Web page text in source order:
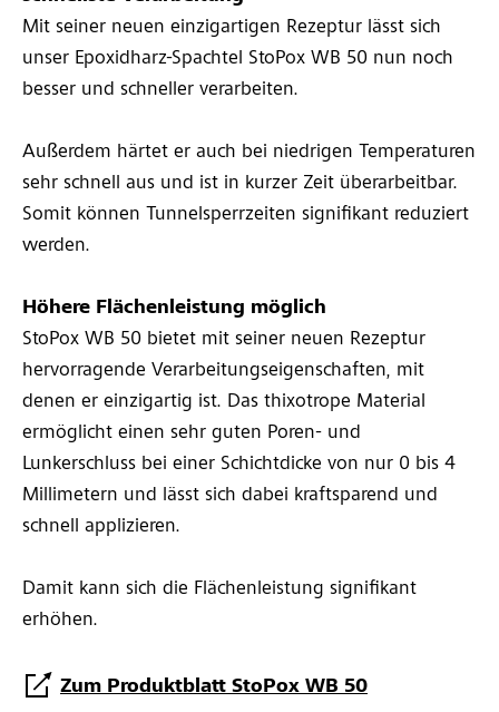
Mit seiner neuen einzigartigen Rezeptur lässt sich
unser Epoxidharz-Spachtel StoPox WB 50 nun noch
besser und schneller verarbeiten.
Außerdem härtet er auch bei niedrigen Temperaturen
sehr schnell aus und ist in kurzer Zeit überarbeitbar.
Somit können Tunnelsperrzeiten signifikant reduziert
werden.
Höhere Flächenleistung möglich
StoPox WB 50 bietet mit seiner neuen Rezeptur
hervorragende Verarbeitungseigenschaften, mit
denen er einzigartig ist. Das thixotrope Material
ermöglicht einen sehr guten Poren- und
Lunkerschluss bei einer Schichtdicke von nur 0 bis 4
Millimetern und lässt sich dabei kraftsparend und
schnell applizieren.
Damit kann sich die Flächenleistung signifikant
erhöhen.
Zum Produktblatt StoPox WB 50